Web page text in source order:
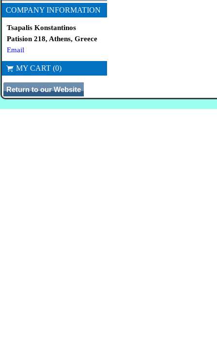
COMPANY INFORMATION
Tsapalis Konstantinos
Patision 218, Athens, Greece
Email
MY CART (0)